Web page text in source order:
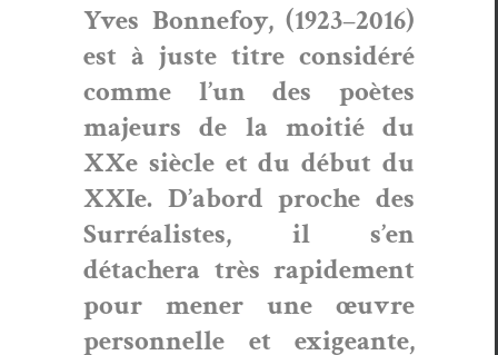
Yves Bon­nefoy, (1923–2016)
est à juste titre con­sid­éré
comme l’un des poètes
majeurs de la moitié du
XXe siè­cle et du début du
XXIe. D’abord proche des
Sur­réal­istes, il s’en
détachera très rapi­de­ment
pour men­er une œuvre
per­son­nelle et exigeante,